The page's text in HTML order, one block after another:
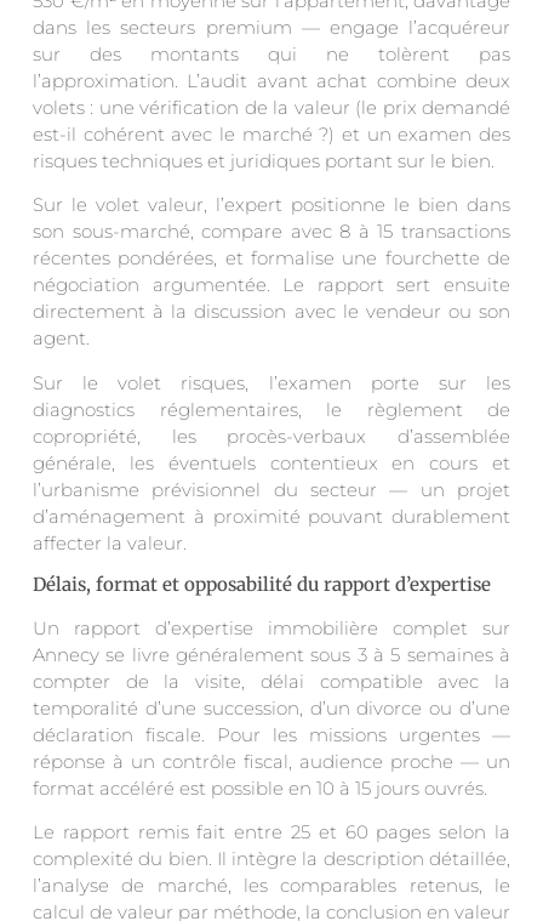
dans les secteurs premium — engage l’acquéreur
sur des montants qui ne tolèrent pas
l’approximation. L’audit avant achat combine deux
volets : une vérification de la valeur (le prix demandé
est-il cohérent avec le marché ?) et un examen des
risques techniques et juridiques portant sur le bien.
Sur le volet valeur, l’expert positionne le bien dans
son sous-marché, compare avec 8 à 15 transactions
récentes pondérées, et formalise une fourchette de
négociation argumentée. Le rapport sert ensuite
directement à la discussion avec le vendeur ou son
agent.
Sur le volet risques, l’examen porte sur les
diagnostics réglementaires, le règlement de
copropriété, les procès-verbaux d’assemblée
générale, les éventuels contentieux en cours et
l’urbanisme prévisionnel du secteur — un projet
d’aménagement à proximité pouvant durablement
affecter la valeur.
Délais, format et opposabilité du rapport d’expertise
Un rapport d’expertise immobilière complet sur
Annecy se livre généralement sous 3 à 5 semaines à
compter de la visite, délai compatible avec la
temporalité d’une succession, d’un divorce ou d’une
déclaration fiscale. Pour les missions urgentes —
réponse à un contrôle fiscal, audience proche — un
format accéléré est possible en 10 à 15 jours ouvrés.
Le rapport remis fait entre 25 et 60 pages selon la
complexité du bien. Il intègre la description détaillée,
l’analyse de marché, les comparables retenus, le
calcul de valeur par méthode, la conclusion en valeur